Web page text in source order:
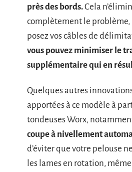
près des bords.Cela
complètement le problème,
posez vos câbles de
vous pouvez minimiser le
supplémentaire qui en
Quelques autres
apportées à ce modèle à
tondeuses Worx,
coupe à nivellement
d’éviter que votre pelouse
les lames en rotation,